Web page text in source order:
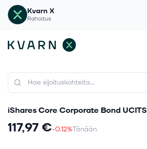
Kvarn X
Rahoitus
iShares Core Corporate Bond UCITS
117,97 €-0.12%Tänään